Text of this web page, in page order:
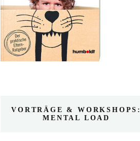
VORTRÄGE & WORKSHOPS:
MENTAL LOAD